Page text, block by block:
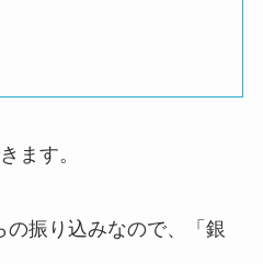
ます。
振り込みなので、「銀